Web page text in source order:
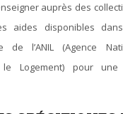
auprès des
aides disponibles
de l’ANIL (Agence
le Logement) pour une